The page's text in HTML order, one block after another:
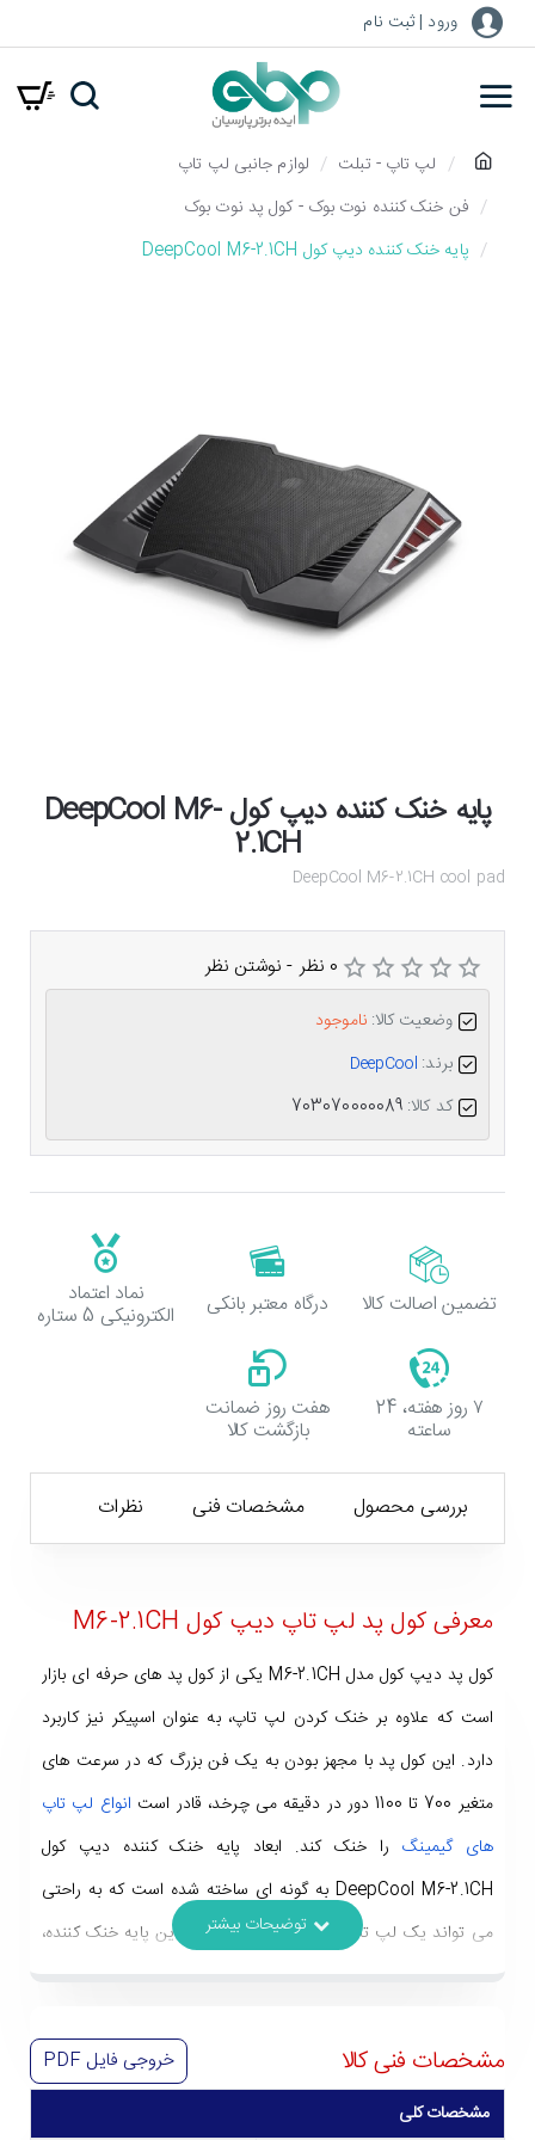
ورود | ثبت نام
o
m
لپ تاپ - تبلت
لوازم جانبی لپ تاپ
فن خنک کننده نوت بوک - کول پد نوت بوک
پایه خنک کننده دیپ کول DeepCool M6-2.1CH
پایه خنک کننده دیپ کول DeepCool M6-
2.1CH
DeepCool M6-2.1CH cool pad
وضعیت کالا: ناموجود
برند: DeepCool
کد کالا: 703070000089
0 نظر - نوشتن نظر
تضمین اصالت کالا
۷ روز هفته، 24
ساعته
درگاه معتبر بانکی
هفت روز ضمانت
بازگشت کالا
نماد اعتماد
الکترونیکی 5 ستاره
بررسی محصول مشخصات فنی نظرات
معرفی کول پد لپ تاپ دیپ کول M6-2.1CH
کول پد دیپ کول مدل M6-2.1CH یکی از کول پد های حرفه ای بازار
است که علاوه بر خنک کردن لپ تاپ، به عنوان اسپیکر نیز کاربرد
دارد. این کول پد با مجهز بودن به یک فن بزرگ که در سرعت های
متغیر 700 تا 1100 دور در دقیقه می چرخد، قادر است
انواع لپ تاپ
های گیمینگرا خنک کند. ابعاد پایه خنک کننده دیپ کول
DeepCool M6-2.1CH به گونه ای ساخته شده است که به راحتی
می تواند یک لپ تاپ 17 اینچ را ساپورت کند. این پایه خنک کننده،
مشخصات فنی کالا خروجی فایل
مشخصات کلی